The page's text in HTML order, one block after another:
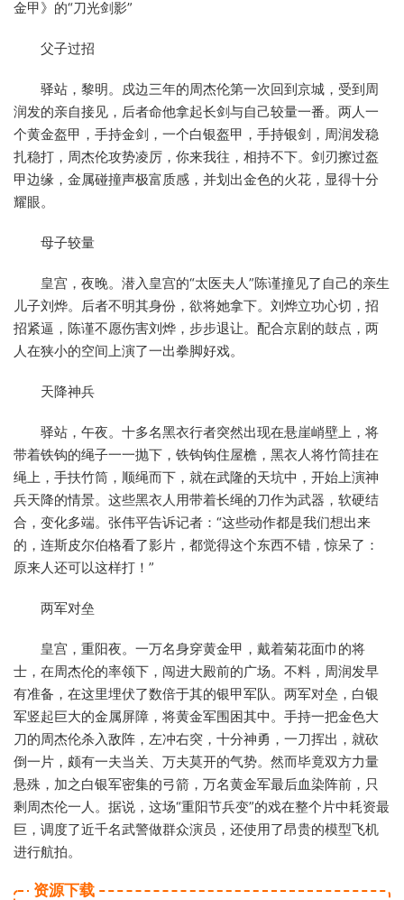
金甲》的“刀光剑影”
父子过招
驿站，黎明。戍边三年的周杰伦第一次回到京城，受到周
润发的亲自接见，后者命他拿起长剑与自己较量一番。两人一
个黄金盔甲，手持金剑，一个白银盔甲，手持银剑，周润发稳
扎稳打，周杰伦攻势凌厉，你来我往，相持不下。剑刃擦过盔
甲边缘，金属碰撞声极富质感，并划出金色的火花，显得十分
耀眼。
母子较量
皇宫，夜晚。潜入皇宫的“太医夫人”陈谨撞见了自己的亲生
儿子刘烨。后者不明其身份，欲将她拿下。刘烨立功心切，招
招紧逼，陈谨不愿伤害刘烨，步步退让。配合京剧的鼓点，两
人在狭小的空间上演了一出拳脚好戏。
天降神兵
驿站，午夜。十多名黑衣行者突然出现在悬崖峭壁上，将
带着铁钩的绳子一一抛下，铁钩钩住屋檐，黑衣人将竹筒挂在
绳上，手扶竹筒，顺绳而下，就在武隆的天坑中，开始上演神
兵天降的情景。这些黑衣人用带着长绳的刀作为武器，软硬结
合，变化多端。张伟平告诉记者：“这些动作都是我们想出来
的，连斯皮尔伯格看了影片，都觉得这个东西不错，惊呆了：
原来人还可以这样打！”
两军对垒
皇宫，重阳夜。一万名身穿黄金甲，戴着菊花面巾的将
士，在周杰伦的率领下，闯进大殿前的广场。不料，周润发早
有准备，在这里埋伏了数倍于其的银甲军队。两军对垒，白银
军竖起巨大的金属屏障，将黄金军围困其中。手持一把金色大
刀的周杰伦杀入敌阵，左冲右突，十分神勇，一刀挥出，就砍
倒一片，颇有一夫当关、万夫莫开的气势。然而毕竟双方力量
悬殊，加之白银军密集的弓箭，万名黄金军最后血染阵前，只
剩周杰伦一人。据说，这场“重阳节兵变”的戏在整个片中耗资最
巨，调度了近千名武警做群众演员，还使用了昂贵的模型飞机
进行航拍。
资源下载